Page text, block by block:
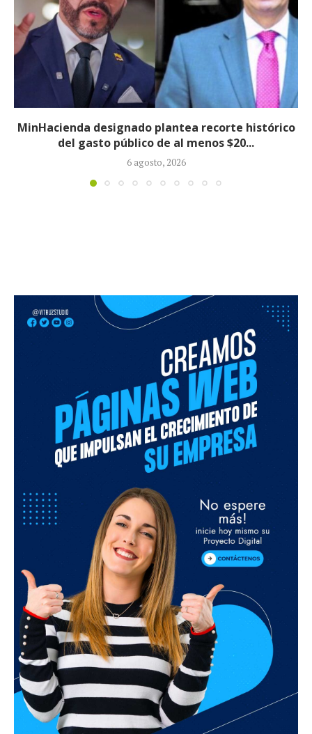
Informe revela que grupos armados ilegales
crecieron 90 % durante la política...
5 agosto, 2026